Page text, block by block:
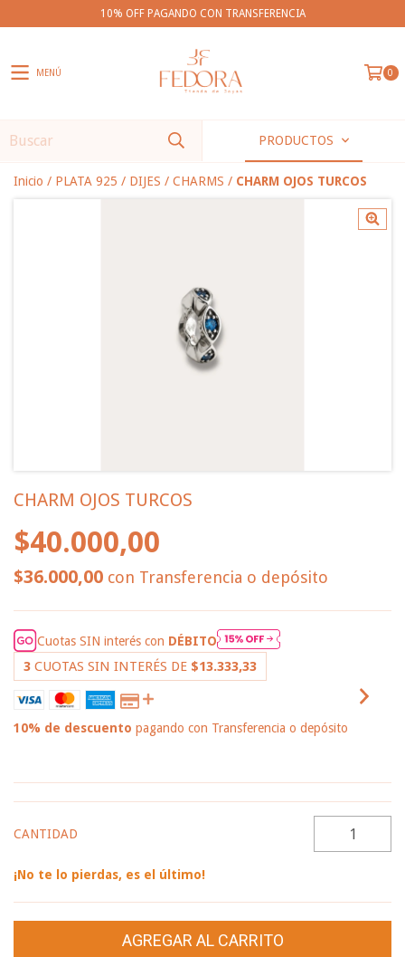
10% OFF PAGANDO CON TRANSFERENCIA
MENÚ 0
PRODUCTOS
Inicio / PLATA 925 / DIJES / CHARMS / CHARM OJOS TURCOS
CHARM OJOS TURCOS
$40.000,00
$36.000,00 con Transferencia o depósito
Cuotas SIN interés con DÉBITO
3 CUOTAS SIN INTERÉS DE $13.333,33
10% de descuento pagando con Transferencia o depósito
CANTIDAD
¡No te lo pierdas, es el último!